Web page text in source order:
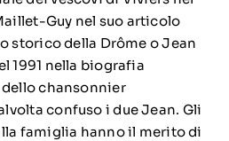
Guy nel suo articolo
storico della Drôme o Jean
1991 nella biografia
chansonnier
confuso i due Jean. Gli
famiglia hanno il merito di